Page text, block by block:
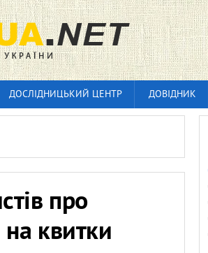
ДОСЛІДНИЦЬКИЙ ЦЕНТР ДОВІДНИК
про
квитки